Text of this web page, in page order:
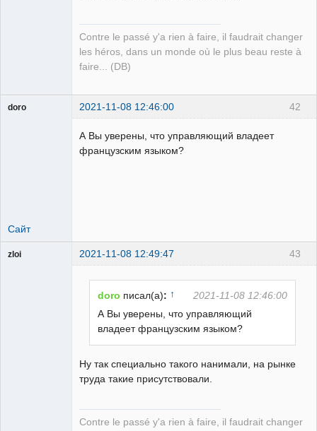
Contre le passé y'a rien à faire, il faudrait changer
les héros, dans un monde où le plus beau reste à
faire... (DB)
42
doro 2021-11-08 12:46:00
А Вы уверены, что управляющий владеет
французским языком?
Сайт
43
zloi 2021-11-08 12:49:47
doro писал(а): ↑
2021-11-08 12:46:00
А Вы уверены, что управляющий
владеет французским языком?
Ну так специально такого нанимали, на рынке
труда такие присутствовали.
Contre le passé y'a rien à faire, il faudrait changer